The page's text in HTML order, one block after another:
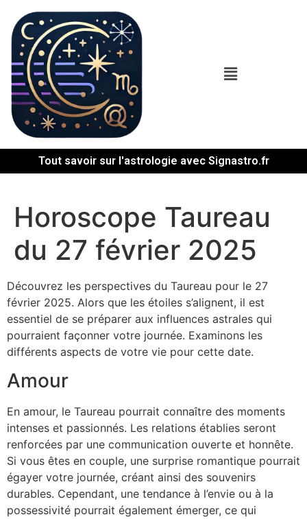
Tout savoir sur l'astrologie avec Signastro.fr
Horoscope Taureau
du 27 février 2025
Découvrez les perspectives du Taureau pour le 27
février 2025. Alors que les étoiles s’alignent, il est
essentiel de se préparer aux influences astrales qui
pourraient façonner votre journée. Examinons les
différents aspects de votre vie pour cette date.
Amour
En amour, le Taureau pourrait connaître des moments
intenses et passionnés. Les relations établies seront
renforcées par une communication ouverte et honnête.
Si vous êtes en couple, une surprise romantique pourrait
égayer votre journée, créant ainsi des souvenirs
durables. Cependant, une tendance à l’envie ou à la
possessivité pourrait également émerger, ce qui